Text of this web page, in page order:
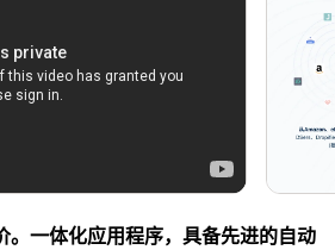
。一体化应用程序，具备先进的自动